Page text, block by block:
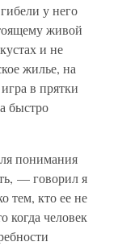
у него
живой
и не
жилье, на
в прятки
быстро
понимания
— говорил я
тем, кто ее не
когда человек